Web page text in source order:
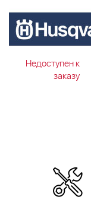
Недоступен к
заказу